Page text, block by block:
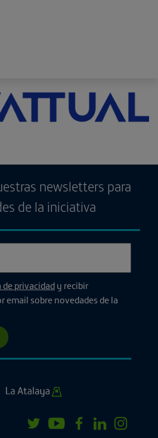
newsletters para
de la iniciativa
privacidad y recibir
email sobre novedades de la